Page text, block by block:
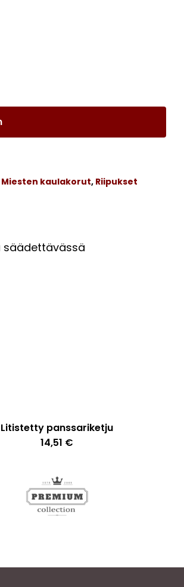
on tyhjä.
Miesten kaulakorut, Riipukset
säädettävässä
Litistetty panssariketju
14,51 €